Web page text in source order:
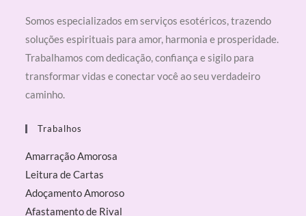
Somos especializados em serviços esotéricos, trazendo
soluções espirituais para amor, harmonia e prosperidade.
Trabalhamos com dedicação, confiança e sigilo para
transformar vidas e conectar você ao seu verdadeiro
caminho.
Trabalhos
Amarração Amorosa
Leitura de Cartas
Adoçamento Amoroso
Afastamento de Rival